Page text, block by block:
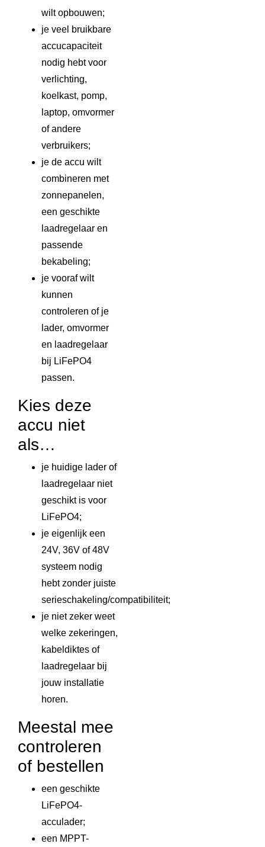
wilt opbouwen;
je veel bruikbare
accucapaciteit
nodig hebt voor
verlichting,
koelkast, pomp,
laptop, omvormer
of andere
verbruikers;
je de accu wilt
combineren met
zonnepanelen,
een geschikte
laadregelaar en
passende
bekabeling;
je vooraf wilt
kunnen
controleren of je
lader, omvormer
en laadregelaar
bij LiFePO4
passen.
Kies deze
accu niet
als…
je huidige lader of
laadregelaar niet
geschikt is voor
LiFePO4;
je eigenlijk een
24V, 36V of 48V
systeem nodig
hebt zonder juiste
serieschakeling/compatibiliteit;
je niet zeker weet
welke zekeringen,
kabeldiktes of
laadregelaar bij
jouw installatie
horen.
Meestal mee
controleren
of bestellen
een geschikte
LiFePO4-
acculader;
een MPPT-